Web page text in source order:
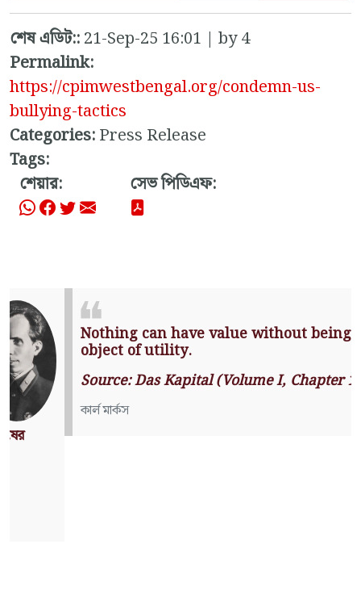
শেষ এডিট::21-Sep-25 16:01 | by 4
Permalink:
https://cpimwestbengal.org/condemn-us-
bullying-tactics
Categories:Press Release
Tags:
শেয়ার:
সেভ পিডিএফ:
Nothing can have value without
being an object of utility.
Source: Das Kapital (Volume I,
Chapter 1)